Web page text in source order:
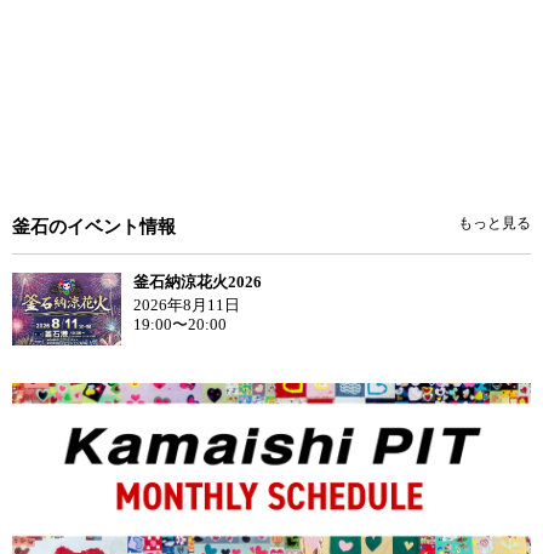
釜石のイベント情報 もっと見る
釜石納涼花火2026
2026年8月11日
19:00〜20:00